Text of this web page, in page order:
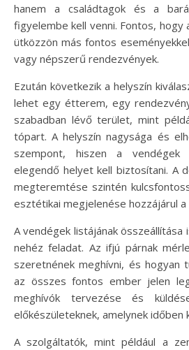
hanem a családtagok és a
figyelembe kell venni. Fontos,
ütközzön más fontos
vagy népszerű rendezvények.
Ezután következik a helyszín
lehet egy étterem, egy
szabadban lévő terület, mint
tópart. A helyszín nagysága és
szempont, hiszen a vendégek
elegendő helyet kell biztosítani. A
megteremtése szintén
esztétikai megjelenése hozzájárul a
A vendégek listájának összeállítása
nehéz feladat. Az ifjú párnak
szeretnének meghívni, és hogyan
az összes fontos ember jelen
meghívók tervezése és
előkészületeknek, amelynek időben
A szolgáltatók, mint például a